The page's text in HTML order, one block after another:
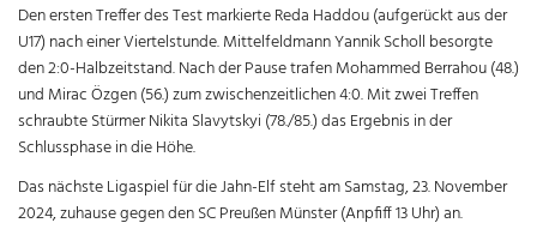
Den ersten Treffer des Test markierte Reda Haddou (aufgerückt aus der
U17) nach einer Viertelstunde. Mittelfeldmann Yannik Scholl besorgte
den 2:0-Halbzeitstand. Nach der Pause trafen Mohammed Berrahou (48.)
und Mirac Özgen (56.) zum zwischenzeitlichen 4:0. Mit zwei Treffen
schraubte Stürmer Nikita Slavytskyi (78./85.) das Ergebnis in der
Schlussphase in die Höhe.
Das nächste Ligaspiel für die Jahn-Elf steht am Samstag, 23. November
2024, zuhause gegen den SC Preußen Münster (Anpfiff 13 Uhr) an.